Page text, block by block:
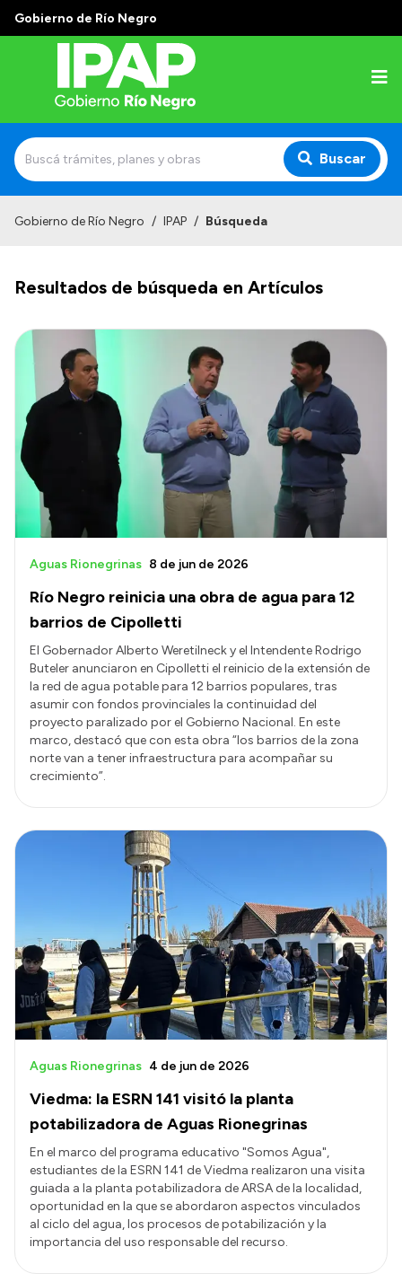
Gobierno de Río Negro
Buscar
El IPAP
Autoridades
Alumnos
Docentes y Capacitadores
Delegaciones
Normativa
Accesos directos
SIU GUARANÍ
TECNICATURAS
CAPACITACIONES
Gobierno de Río Negro / IPAP / Búsqueda
Resultados de búsqueda en Artículos
Río Negro reinicia una obra de agua para 12
barrios de Cipolletti
Aguas Rionegrinas 8 de jun de 2026
El Gobernador Alberto Weretilneck y el Intendente Rodrigo
Buteler anunciaron en Cipolletti el reinicio de la extensión de
la red de agua potable para 12 barrios populares, tras
asumir con fondos provinciales la continuidad del
proyecto paralizado por el Gobierno Nacional. En este
marco, destacó que con esta obra “los barrios de la zona
norte van a tener infraestructura para acompañar su
crecimiento”.
Viedma: la ESRN 141 visitó la planta
potabilizadora de Aguas Rionegrinas
Aguas Rionegrinas 4 de jun de 2026
En el marco del programa educativo "Somos Agua",
estudiantes de la ESRN 141 de Viedma realizaron una visita
guiada a la planta potabilizadora de ARSA de la localidad,
oportunidad en la que se abordaron aspectos vinculados
al ciclo del agua, los procesos de potabilización y la
importancia del uso responsable del recurso.